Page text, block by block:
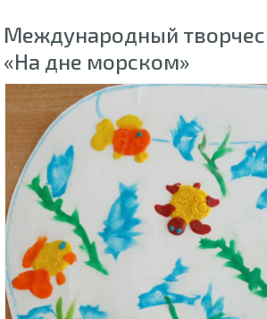
Международный
«На дне морском»